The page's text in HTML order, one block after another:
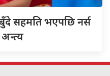
बुँदे सहमति भएपछि नर्स